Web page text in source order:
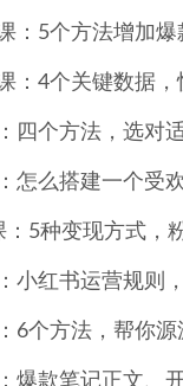
：5个方法增加
：4个关键数据
四个方法，选对
怎么搭建一个受
：5种变现方式，
小红书运营规则
6个方法，帮你
爆款笔记正文、